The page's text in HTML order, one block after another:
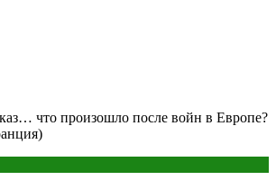
что произошло после войн в Европе?